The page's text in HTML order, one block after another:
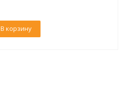
В корзину